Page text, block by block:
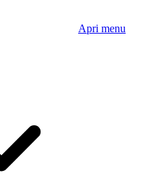
Apri menu